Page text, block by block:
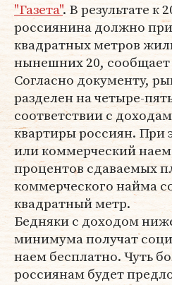
"Газета". В результате к
россиянина должно
квадратных метров
нынешних 20, сообщает
Согласно документу,
разделен на четыре-
соответствии с
квартиры россиян. При
или коммерческий
процентов сдаваемых
коммерческого найма
квадратный метр.
Бедняки с доходом
минимума получат
наем бесплатно. Чуть
россиянам будет